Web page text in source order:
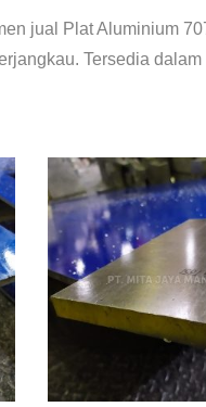
jual Plat Aluminium
Tersedia